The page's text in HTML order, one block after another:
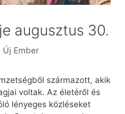
augusztus 30.
Új Ember
származott, akik
voltak. Az életéről és
lényeges közléseket